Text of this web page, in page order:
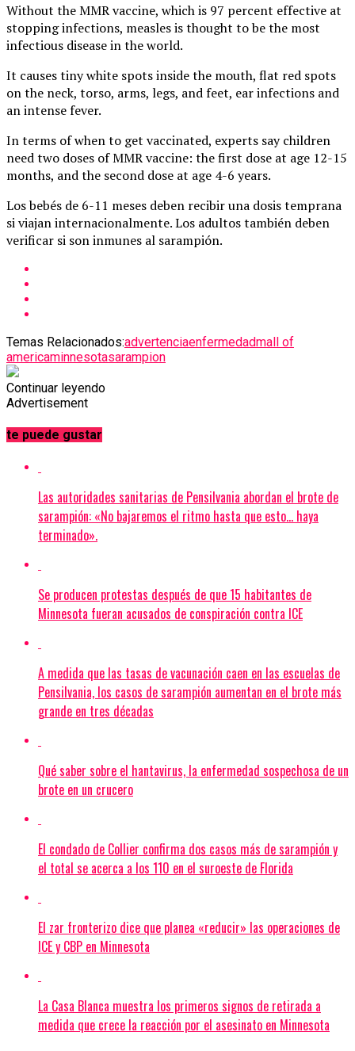
Without the MMR vaccine, which is 97 percent effective at
stopping infections, measles is thought to be the most
infectious disease in the world.
It causes tiny white spots inside the mouth, flat red spots
on the neck, torso, arms, legs, and feet, ear infections and
an intense fever.
In terms of when to get vaccinated, experts say children
need two doses of MMR vaccine: the first dose at age 12-15
months, and the second dose at age 4-6 years.
Los bebés de 6-11 meses deben recibir una dosis temprana
si viajan internacionalmente. Los adultos también deben
verificar si son inmunes al sarampión.
Temas Relacionados:advertenciaenfermedadmall of
americaminnesotasarampion
Continuar leyendo
Advertisement
te puede gustar
Las autoridades sanitarias de Pensilvania abordan el brote de
sarampión: «No bajaremos el ritmo hasta que esto… haya
terminado».
Se producen protestas después de que 15 habitantes de
Minnesota fueran acusados de conspiración contra ICE
A medida que las tasas de vacunación caen en las escuelas de
Pensilvania, los casos de sarampión aumentan en el brote más
grande en tres décadas
Qué saber sobre el hantavirus, la enfermedad sospechosa de un
brote en un crucero
El condado de Collier confirma dos casos más de sarampión y
el total se acerca a los 110 en el suroeste de Florida
El zar fronterizo dice que planea «reducir» las operaciones de
ICE y CBP en Minnesota
La Casa Blanca muestra los primeros signos de retirada a
medida que crece la reacción por el asesinato en Minnesota